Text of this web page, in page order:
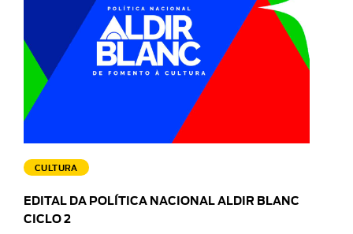
CULTURA
EDITAL DA POLÍTICA NACIONAL ALDIR BLANC
CICLO 2